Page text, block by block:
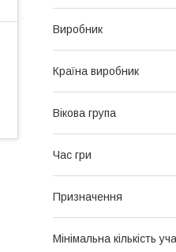
Виробник
Країна виробник
Вікова група
Час гри
Призначення
Мінімальна кількість